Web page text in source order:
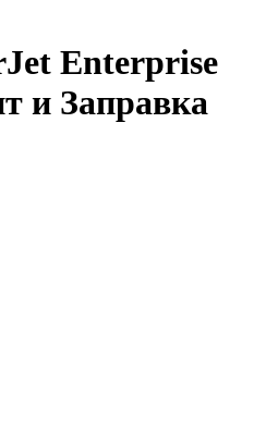
Enterprise
и Заправка